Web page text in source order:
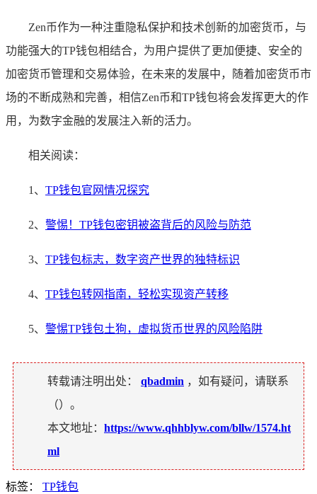
Zen币作为一种注重隐私保护和技术创新的加密货币，与
功能强大的TP钱包相结合，为用户提供了更加便捷、安全的
加密货币管理和交易体验，在未来的发展中，随着加密货币市
场的不断成熟和完善，相信Zen币和TP钱包将会发挥更大的作
用，为数字金融的发展注入新的活力。
相关阅读：
1、 TP钱包官网情况探究
2、 警惕！TP钱包密钥被盗背后的风险与防范
3、 TP钱包标志，数字资产世界的独特标识
4、 TP钱包转网指南，轻松实现资产转移
5、 警惕TP钱包土狗，虚拟货币世界的风险陷阱
转载请注明出处： qbadmin ，如有疑问，请联系
（）。
本文地址： https://www.qhhblyw.com/bllw/1574.ht
ml
标签： TP钱包